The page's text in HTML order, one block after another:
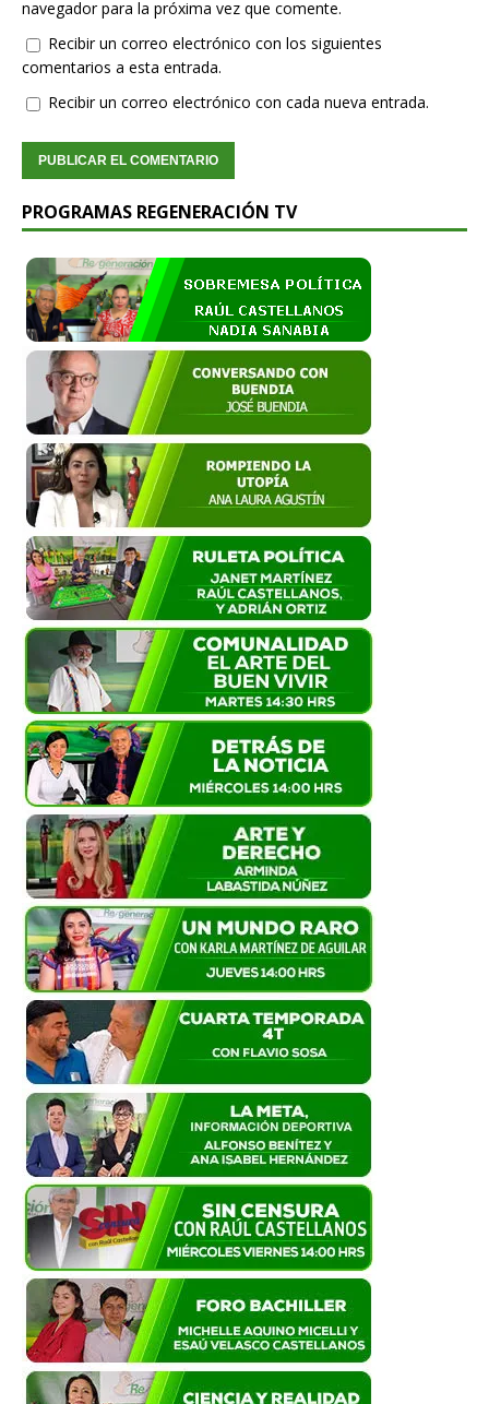
navegador para la próxima vez que comente.
Recibir un correo electrónico con los siguientes
comentarios a esta entrada.
Recibir un correo electrónico con cada nueva entrada.
PROGRAMAS REGENERACIÓN TV